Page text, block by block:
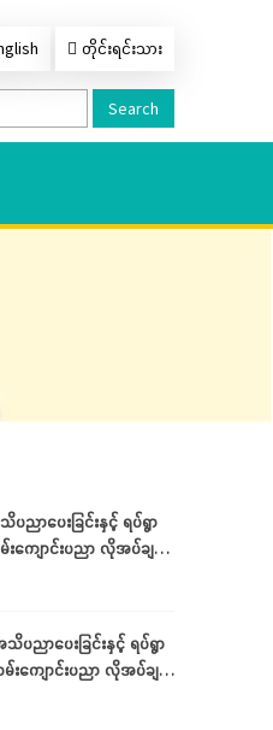
တိုင်းရင်းသား
Search
ပညာပေးခြင်းနှင့် ရပ်ရွာ
ကျောင်းပညာ လိုအပ်ချက်
စီအစဉ်ကို ကချင်ပြည်နယ်
သိပညာပေးခြင်းနှင့် ရပ်ရွာ
းကျောင်းပညာ လိုအပ်ချက်
”